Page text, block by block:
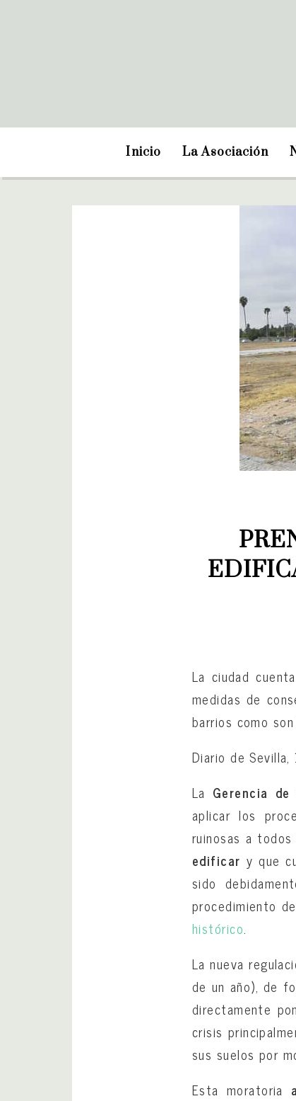
Inicio La Asociación
La ciudad
medidas de
barrios como
Diario de Sevilla,
La Gerencia de
aplicar los
ruinosas a
edificar y que
sido
procedimiento
histórico.
La nueva
de un año), de
directamente
crisis
sus suelos por
Esta moratoria